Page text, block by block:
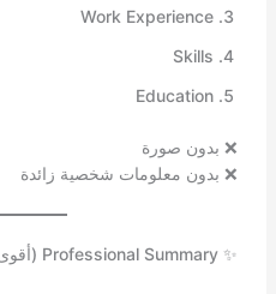
Work Experience
Skills
Education
❌ بدون صورة
❌ بدون معلومات شخصية زائدة
✨ Professional Summary (أقوى جزء)